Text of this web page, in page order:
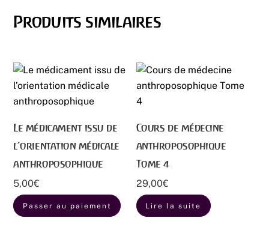
Produits similaires
Le médicament issu de
l’orientation médicale
anthroposophique
5,00€
Passer au paiement
Cours de médecine
anthroposophique
Tome 4
29,00€
Lire la suite